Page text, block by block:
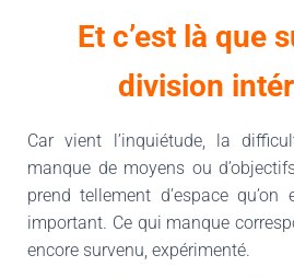
Et c’est là que
division
Car vient l’inquiétude, la
manque de moyens ou
prend tellement d’espace
important. Ce qui manque
encore survenu, expérimenté.